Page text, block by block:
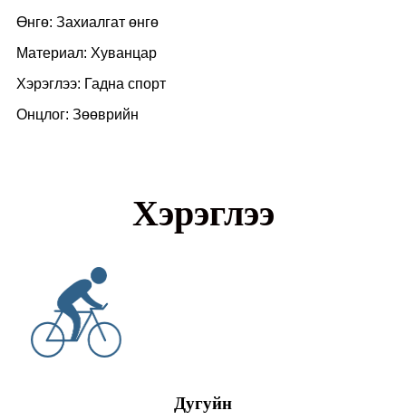
Өнгө: Захиалгат өнгө
Материал: Хуванцар
Хэрэглээ: Гадна спорт
Онцлог: Зөөврийн
Хэрэглээ
Дугуйн